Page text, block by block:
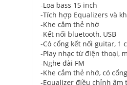
-Loa bass 15 inch
-Tích hợp Equalizers và
-Khe cắm thẻ nhớ
-Kết nối bluetooth, USB
-Có cổng kết nối guitar, 1
-Play nhạc từ điện thoại,
-Nghe đài FM
-Khe cắm thẻ nhớ, có
-Equalizer điều chỉnh âm